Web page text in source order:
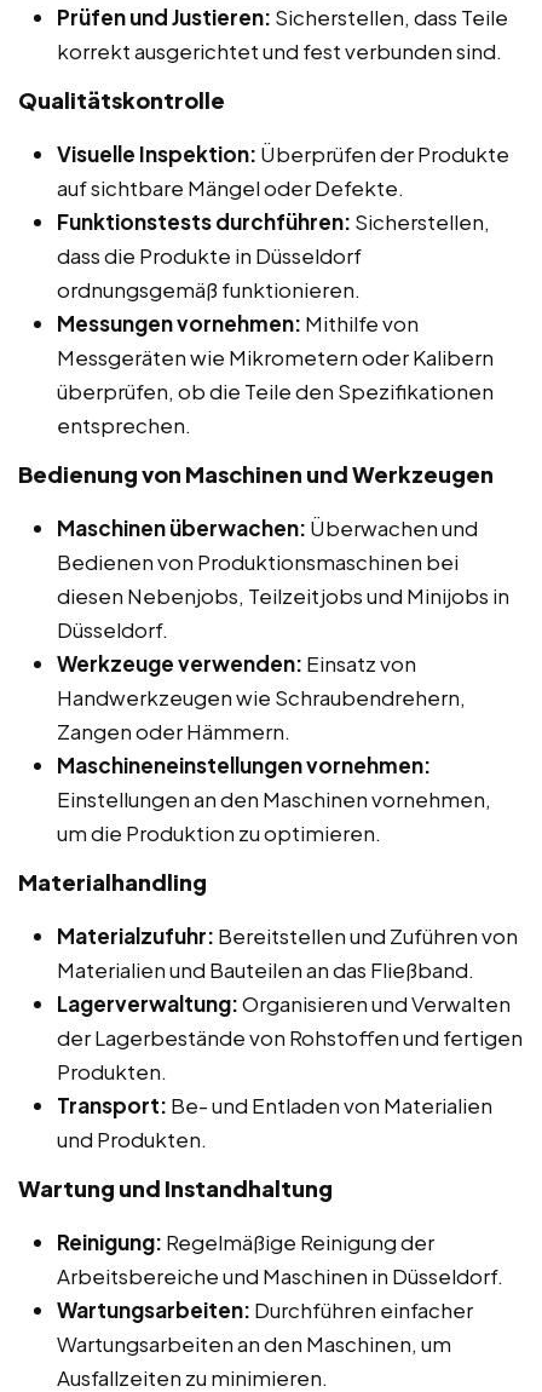
Prüfen und Justieren: Sicherstellen, dass Teile
korrekt ausgerichtet und fest verbunden sind.
Qualitätskontrolle
Visuelle Inspektion: Überprüfen der Produkte
auf sichtbare Mängel oder Defekte.
Funktionstests durchführen: Sicherstellen,
dass die Produkte in Düsseldorf
ordnungsgemäß funktionieren.
Messungen vornehmen: Mithilfe von
Messgeräten wie Mikrometern oder Kalibern
überprüfen, ob die Teile den Spezifikationen
entsprechen.
Bedienung von Maschinen und Werkzeugen
Maschinen überwachen: Überwachen und
Bedienen von Produktionsmaschinen bei
diesen Nebenjobs, Teilzeitjobs und Minijobs in
Düsseldorf.
Werkzeuge verwenden: Einsatz von
Handwerkzeugen wie Schraubendrehern,
Zangen oder Hämmern.
Maschineneinstellungen vornehmen:
Einstellungen an den Maschinen vornehmen,
um die Produktion zu optimieren.
Materialhandling
Materialzufuhr: Bereitstellen und Zuführen von
Materialien und Bauteilen an das Fließband.
Lagerverwaltung:Organisieren und Verwalten
der Lagerbestände von Rohstoffen und fertigen
Produkten.
Transport: Be- und Entladen von Materialien
und Produkten.
Wartung und Instandhaltung
Reinigung: Regelmäßige Reinigung der
Arbeitsbereiche und Maschinen in Düsseldorf.
Wartungsarbeiten: Durchführen einfacher
Wartungsarbeiten an den Maschinen, um
Ausfallzeiten zu minimieren.